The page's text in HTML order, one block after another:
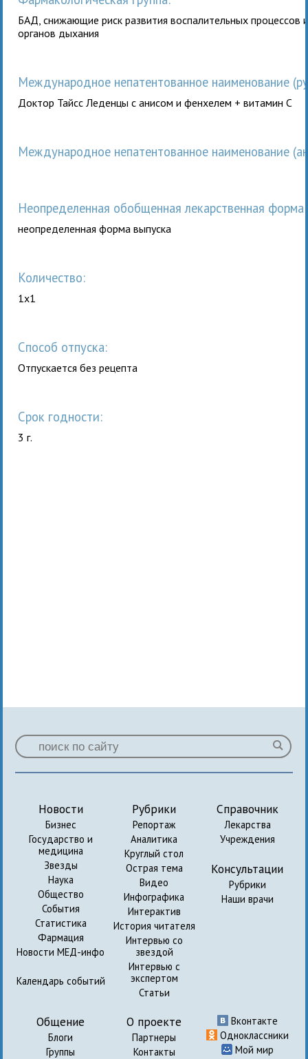
БАД, снижающие риск развития воспалительных процессов
органов дыхания
Международное непатентованное наименование
Доктор Тайсс Леденцы с анисом и фенхелем + витамин С
Международное непатентованное наименование
неопределенная обобщенная лекарственная форма
неопределенная форма выпуска
Количество:
1x1
Способ отпуска:
Отпускается без рецепта
Срок годности:
3 г.
Новости
Бизнес
Государство и
медицина
Звезды
Наука
Общество
События
Статистика
Фармация
Новости МЕД-инфо
Календарь событий
Рубрики
Репортаж
Аналитика
Круглый стол
Острая тема
Видео
Инфографика
Интерактив
История читателя
Интервью со
звездой
Интервью с
экспертом
Статьи
Справочник
Лекарства
Учреждения
Консультации
Рубрики
Наши врачи
Общение
Блоги
Группы
О проекте
Партнеры
Контакты
Вконтакте
Одноклассники
Мой мир